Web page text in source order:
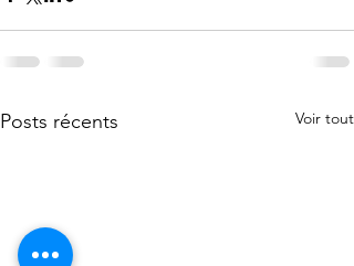
Posts récents Voir tout